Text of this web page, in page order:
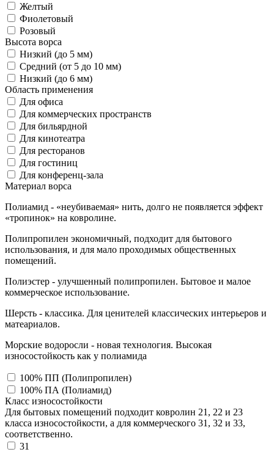
Желтый
Фиолетовый
Розовый
Высота ворса
Низкий (до 5 мм)
Средний (от 5 до 10 мм)
Низкий (до 6 мм)
Область применения
Для офиса
Для коммерческих пространств
Для бильярдной
Для кинотеатра
Для ресторанов
Для гостиниц
Для конференц-зала
Материал ворса
Полиамид - «неубиваемая» нить, долго не появляется эффект
«тропинок» на ковролине.
Полипропилен экономичный, подходит для бытового
использования, и для мало проходимых общественных
помещений.
Полиэстер - улучшенный полипропилен. Бытовое и малое
коммерческое использование.
Шерсть - классика. Для ценителей классических интерьеров и
матеариалов.
Морские водоросли - новая технология. Высокая
износостойкость как у полиамида
100% ПП (Полипропилен)
100% ПА (Полиамид)
Класс износостойкости
Для бытовых помещений подходит ковролин 21, 22 и 23
класса износостойкости, а для коммерческого 31, 32 и 33,
соответственно.
31